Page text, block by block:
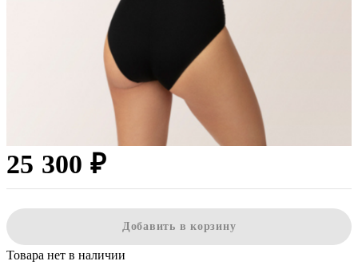
25 300 ₽
Добавить в корзину
Товара нет в наличии